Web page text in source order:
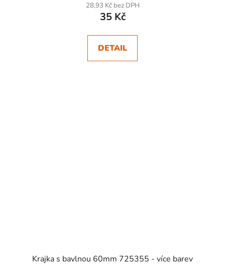
28,93 Kč bez DPH
35 Kč
DETAIL
Krajka s bavlnou 60mm 725355 - více barev